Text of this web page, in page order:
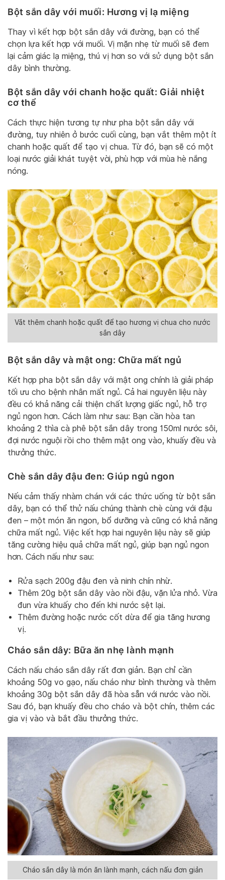
Bột sắn dây với muối: Hương vị lạ miệng
Thay vì kết hợp bột sắn dây với đường, bạn có thể
chọn lựa kết hợp với muối. Vị mặn nhẹ từ muối sẽ đem
lại cảm giác lạ miệng, thú vị hơn so với sử dụng bột sắn
dây bình thường.
Bột sắn dây với chanh hoặc quất: Giải nhiệt
cơ thể
Cách thực hiện tương tự như pha bột sắn dây với
đường, tuy nhiên ở bước cuối cùng, bạn vắt thêm một ít
chanh hoặc quất để tạo vị chua. Từ đó, bạn sẽ có một
loại nước giải khát tuyệt vời, phù hợp với mùa hè nắng
nóng.
Vắt thêm chanh hoặc quất để tạo hương vị chua cho nước
sắn dây
Bột sắn dây và mật ong: Chữa mất ngủ
Kết hợp pha bột sắn dây với mật ong chính là giải pháp
tối ưu cho bệnh nhân mất ngủ. Cả hai nguyên liệu này
đều có khả năng cải thiện chất lượng giấc ngủ, hỗ trợ
ngủ ngon hơn. Cách làm như sau: Bạn cần hòa tan
khoảng 2 thìa cà phê bột sắn dây trong 150ml nước sôi,
đợi nước nguội rồi cho thêm mật ong vào, khuấy đều và
thưởng thức.
Chè sắn dây đậu đen: Giúp ngủ ngon
Nếu cảm thấy nhàm chán với các thức uống từ bột sắn
dây, bạn có thể thử nấu chúng thành chè cùng với đậu
đen – một món ăn ngon, bổ dưỡng và cũng có khả năng
chữa mất ngủ. Việc kết hợp hai nguyên liệu này sẽ giúp
tăng cường hiệu quả chữa mất ngủ, giúp bạn ngủ ngon
hơn. Cách nấu như sau:
Rửa sạch 200g đậu đen và ninh chín nhừ.
Thêm 20g bột sắn dây vào nồi đậu, vặn lửa nhỏ. Vừa
đun vừa khuấy cho đến khi nước sệt lại.
Thêm đường hoặc nước cốt dừa để gia tăng hương
vị.
Cháo sắn dây: Bữa ăn nhẹ lành mạnh
Cách nấu cháo sắn dây rất đơn giản. Bạn chỉ cần
khoảng 50g vo gạo, nấu cháo như bình thường và thêm
khoảng 30g bột sắn dây đã hòa sẵn với nước vào nồi.
Sau đó, bạn khuấy đều cho cháo và bột chín, thêm các
gia vị vào và bắt đầu thưởng thức.
Cháo sắn dây là món ăn lành mạnh, cách nấu đơn giản